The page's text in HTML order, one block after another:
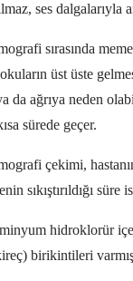
ses
sırasında
üst üste
da ağrıya neden
sürede geçer.
çekimi,
sıkıştırıldığı süre
hidroklorür
birikintileri